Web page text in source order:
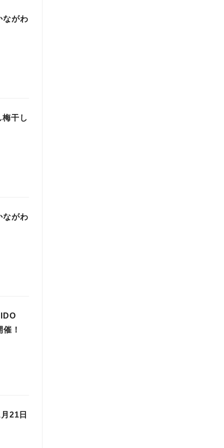
ながわ
干し
ながわ
！
21日